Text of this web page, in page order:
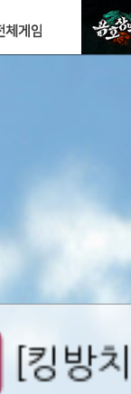
[갤럭
07월
[킹방